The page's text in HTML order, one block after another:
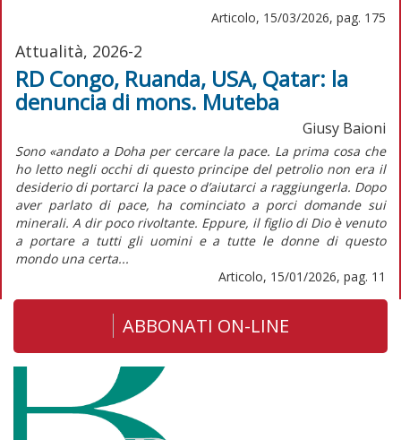
Articolo, 15/03/2026, pag. 175
Attualità, 2026-2
RD Congo, Ruanda, USA, Qatar: la
denuncia di mons. Muteba
Giusy Baioni
Sono «andato a Doha per cercare la pace. La prima cosa che
ho letto negli occhi di questo principe del petrolio non era il
desiderio di portarci la pace o d’aiutarci a raggiungerla. Dopo
aver parlato di pace, ha cominciato a porci domande sui
minerali. A dir poco rivoltante. Eppure, il figlio di Dio è venuto
a portare a tutti gli uomini e a tutte le donne di questo
mondo una certa...
Articolo, 15/01/2026, pag. 11
ABBONATI ON-LINE